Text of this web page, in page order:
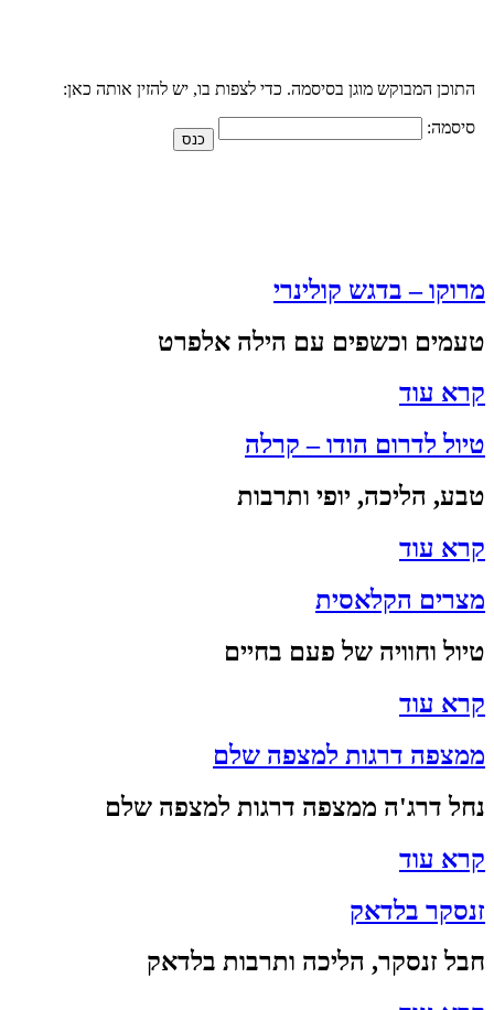
התוכן המבוקש מוגן בסיסמה. כדי לצפות בו, יש להזין אותה כאן:
סיסמה:
מרוקו – בדגש קולינרי
טעמים וכשפים עם הילה אלפרט
קרא עוד
טיול לדרום הודו – קרלה
טבע, הליכה, יופי ותרבות
קרא עוד
מצרים הקלאסית
טיול וחוויה של פעם בחיים
קרא עוד
ממצפה דרגות למצפה שלם
נחל דרג'ה ממצפה דרגות למצפה שלם
קרא עוד
זנסקר בלדאק
חבל זנסקר, הליכה ותרבות בלדאק